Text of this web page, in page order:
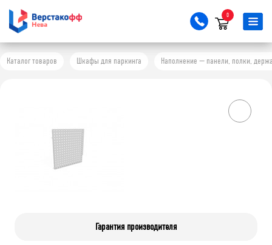
0
Каталог товаров Шкафы для паркинга Наполнение — панели, полки,
Гарантия производителя